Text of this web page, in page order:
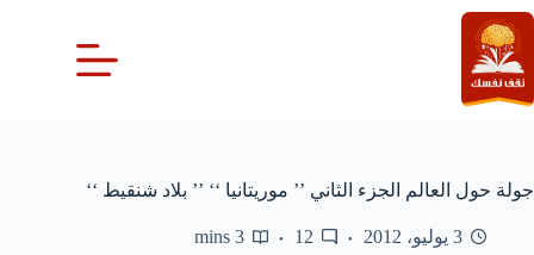
التجاوز
إلى
المحتوى
جولة حول العالم الجزء الثاني ’’ موريتانيا ‘‘ ’’ بلاد شنقيط ‘‘
3 يوليو، 2012 12
3 mins